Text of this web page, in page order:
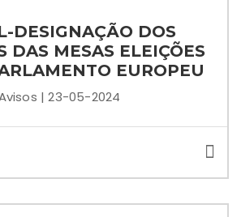
DESIGNAÇÃO DOS
DAS MESAS ELEIÇÕES
EUROPEU
| 23-05-2024